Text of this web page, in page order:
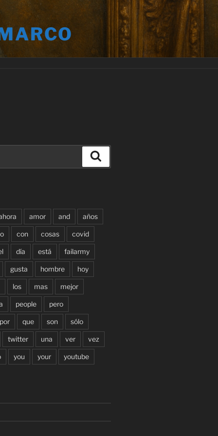
amor and años
con cosas covid
día está failarmy
gusta hombre hoy
los mas mejor
people pero
que son sólo
twitter una ver vez
you your youtube